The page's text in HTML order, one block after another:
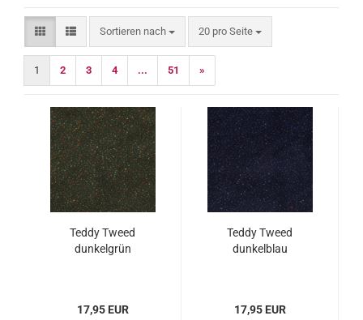
Sortieren nach
Sortieren nach 20 pro Seite
pro Seite
1 2 3 4 ... 51 »
Teddy Tweed
dunkelgrün
17,95 EUR
Teddy Tweed
dunkelblau
17,95 EUR